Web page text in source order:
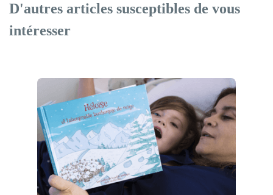
D'autres articles susceptibles de vous
intéresser